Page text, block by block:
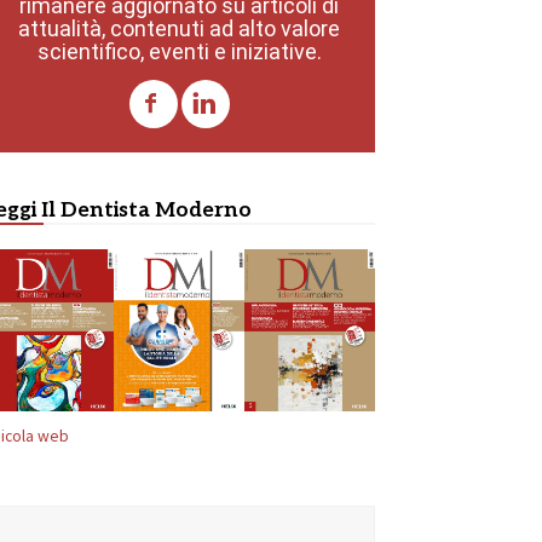
rimanere aggiornato su articoli di
attualità, contenuti ad alto valore
scientifico, eventi e iniziative.
Il Dentista Moderno
web